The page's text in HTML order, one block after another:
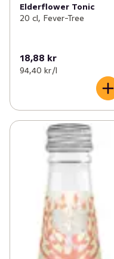
Elderflower Tonic
20 cl, Fever-Tree
18,88 kr
94,40 kr /l